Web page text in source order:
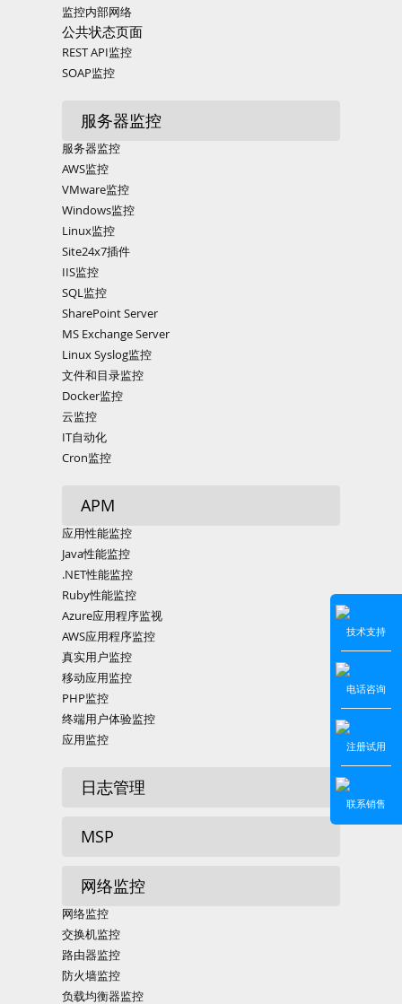
监控内部网络
公共状态页面
REST API监控
SOAP监控
服务器监控
服务器监控
AWS监控
VMware监控
Windows监控
Linux监控
Site24x7插件
IIS监控
SQL监控
SharePoint Server
MS Exchange Server
Linux Syslog监控
文件和目录监控
Docker监控
云监控
IT自动化
Cron监控
APM
应用性能监控
Java性能监控
.NET性能监控
Ruby性能监控
Azure应用程序监视
AWS应用程序监控
真实用户监控
移动应用监控
PHP监控
终端用户体验监控
应用监控
日志管理
MSP
网络监控
网络监控
交换机监控
路由器监控
防火墙监控
负载均衡器监控
技术支持
电话咨询
注册试用
联系销售